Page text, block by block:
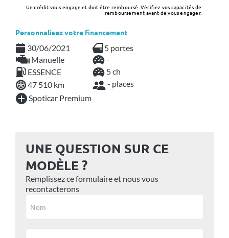
Un crédit vous engage et doit être remboursé. Vérifiez vos capacités de
remboursement avant de vous engager.
Personnalisez votre financement
30/06/2021
5 portes
Manuelle
-
ESSENCE
5 ch
47 510 km
- places
Spoticar Premium
UNE QUESTION SUR CE
MODÈLE ?
Remplissez ce formulaire et nous vous
recontacterons